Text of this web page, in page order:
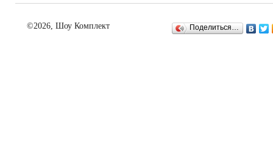
©2026, Шоу Комплект Поделиться…